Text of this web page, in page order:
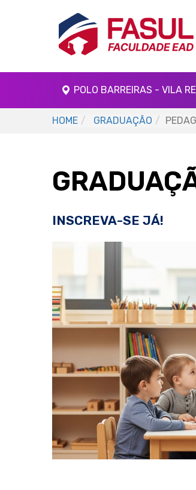
POLO BARREIRAS - VILA
HOME GRADUAÇÃO
INSCREVA-SE JÁ!